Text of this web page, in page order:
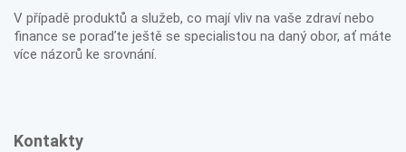
V případě produktů a služeb, co mají vliv na vaše zdraví nebo
finance se poraďte ještě se specialistou na daný obor, ať máte
více názorů ke srovnání.
Kontakty